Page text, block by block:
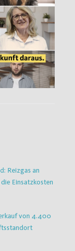
Reizgas an
Einsatzkosten
von 4.400